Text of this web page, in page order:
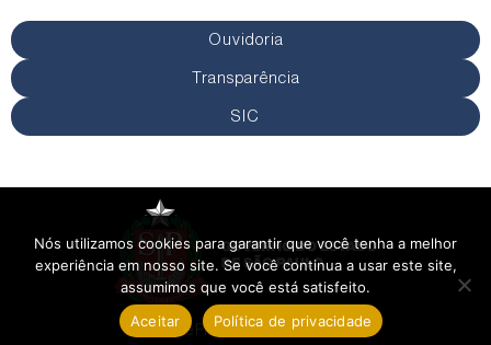
Ouvidoria
Transparência
SIC
Política de PrivacidadeTermos de Uso
Nós utilizamos cookies para garantir que você tenha a melhor
experiência em nosso site. Se você continua a usar este site,
assumimos que você está satisfeito.
Aceitar
Política de privacidade